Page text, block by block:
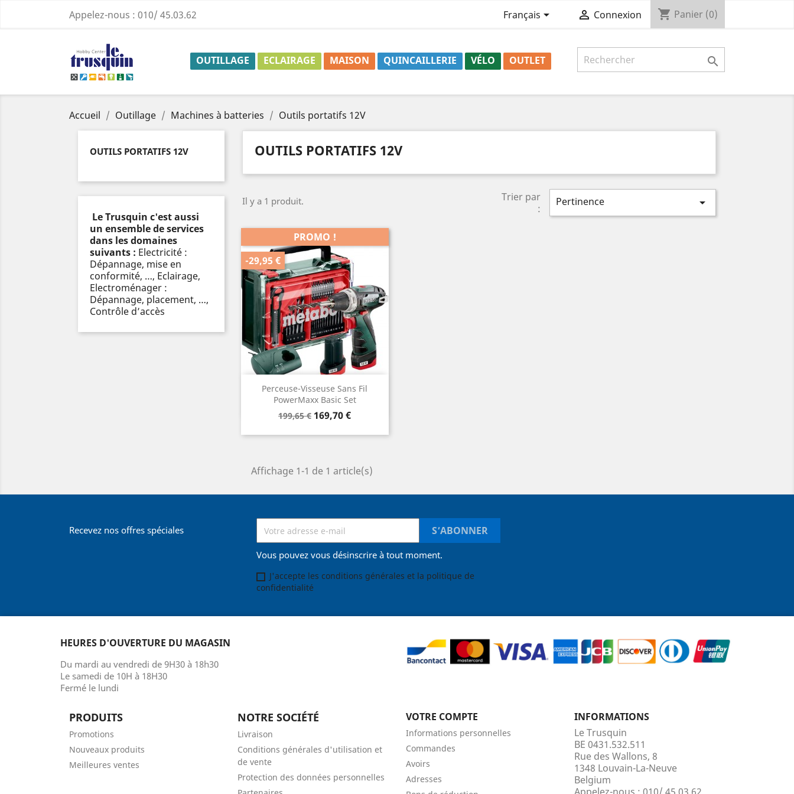
Appelez-nous : 010/ 45.03.62 Français  Connexion shopping_cart Panier (0)
OUTILLAGE ECLAIRAGE MAISON QUINCAILLERIE VÉLO OUTLET 
Accueil Outillage Machines à batteries Outils portatifs 12V
OUTILS PORTATIFS 12V
Le Trusquin c'est aussi
un ensemble de services
dans les domaines
suivants : Electricité :
Dépannage, mise en
conformité, …, Eclairage,
Electroménager :
Dépannage, placement, …,
Contrôle d’accès
OUTILS PORTATIFS 12V
Il y a 1 produit.
Trier par
:
Pertinence 
Perceuse-Visseuse Sans Fil
PowerMaxx Basic Set
Prix
base
199,65 € Prix
169,70 €
PROMO !
-29,95 €
Aperçu rapide
Affichage 1-1 de 1 article(s)
Recevez nos offres spéciales
Vous pouvez vous désinscrire à tout moment.
J'accepte les conditions générales et la politique de
confidentialité
HEURES D'OUVERTURE DU MAGASIN
Du mardi au vendredi de 9H30 à 18h30
Le samedi de 10H à 18H30
Fermé le lundi
PRODUITS
Promotions
Nouveaux produits
Meilleures ventes
NOTRE SOCIÉTÉ
Livraison
Conditions générales d'utilisation et
de vente
Protection des données personnelles
VOTRE COMPTE
Informations personnelles
Commandes
Avoirs
Adresses
INFORMATIONS
Le Trusquin
BE 0431.532.511
Rue des Wallons, 8
1348 Louvain-La-Neuve
Belgium